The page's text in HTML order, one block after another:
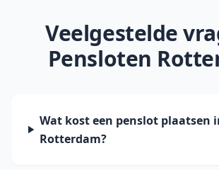
Veelgestelde
Pensloten
Wat kost een penslot plaatsen
Rotterdam?